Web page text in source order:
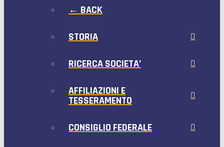
← BACK
STORIA
RICERCA SOCIETA’
AFFILIAZIONI E
TESSERAMENTO
CONSIGLIO FEDERALE